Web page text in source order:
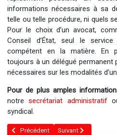
informations nécessaires à sa
telle ou telle procédure, ni quels
Pour le choix d’un avocat,
Conseil d’État, seul le
compétent en la matière. En
toujours à un délégué
nécessaires sur les modalités
Pour de plus amples
notresecrétariat administratif
syndical.
Article précédent : Pourquoi s'affilier ?
Précédent Article suivant : Nos
Suivant